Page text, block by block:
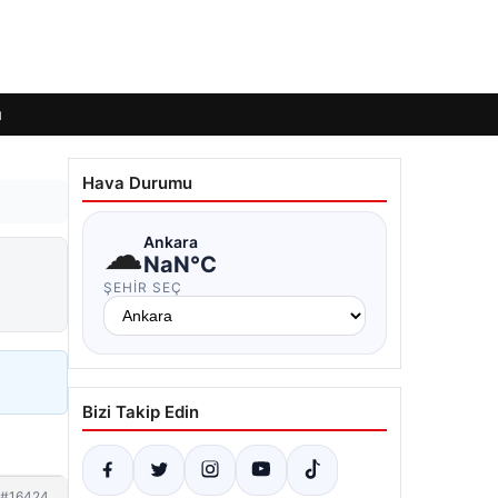
Hava Durumu
☁Ankara
NaN°C
ŞEHIR SEÇ
Bizi Takip Edin